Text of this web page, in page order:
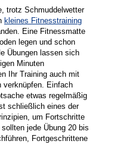
trotz Schmuddelwetter
kleines Fitnesstraining
Eine Fitnessmatte
legen und schon
Übungen lassen sich
Minuten
Ihr Training auch mit
verknüpfen. Einfach
etwas regelmäßig
schließlich eines der
um Fortschritte
jede Übung 20 bis
Fortgeschrittene